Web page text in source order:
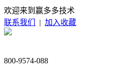
欢迎来到赢多多技术
联系我们
| 加入收藏
800-9574-088